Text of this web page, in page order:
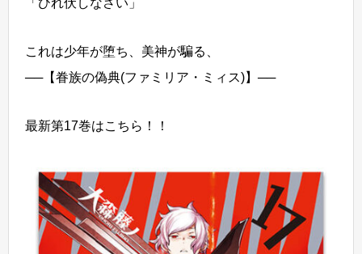
「ひれ伏しなさい」
これは少年が堕ち、美神が騙る、
──【眷族の偽典(ファミリア・ミィス)】──
最新第17巻はこちら！！